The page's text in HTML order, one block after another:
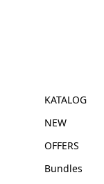
KATALOG
NEW
OFFERS
Bundles